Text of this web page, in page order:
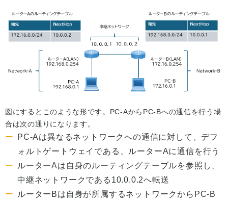
図にするとこのような形です。PC-AからPC-Bへの通信を行う場
合は次の通りになります。
PC-Aは異なるネットワークへの通信に対して、デフ
ォルトゲートウェイである、ルーターAに通信を行う
ルーターAは自身のルーティングテーブルを参照し、
中継ネットワークである10.0.0.2へ転送
ルーターBは自身が所属するネットワークからPC-B